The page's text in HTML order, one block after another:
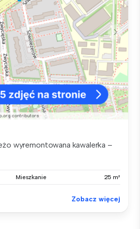
wyremontowana kawalerka –
Mieszkanie 25 m²
Zobacz więcej